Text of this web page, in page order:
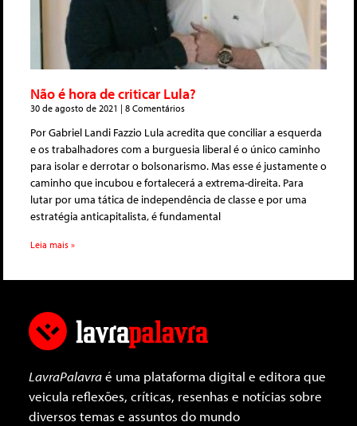
Não é hora de criticar Lula?
30 de agosto de 2021 8 Comentários
Por Gabriel Landi Fazzio Lula acredita que conciliar a esquerda
e os trabalhadores com a burguesia liberal é o único caminho
para isolar e derrotar o bolsonarismo. Mas esse é justamente o
caminho que incubou e fortalecerá a extrema-direita. Para
lutar por uma tática de independência de classe e por uma
estratégia anticapitalista, é fundamental
Leia mais »
LavraPalavraé uma plataforma digital e editora que
veicula reflexões, críticas, resenhas e notícias sobre
diversos temas e assuntos do mundo